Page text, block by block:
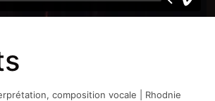
composition vocale | Rhodnie